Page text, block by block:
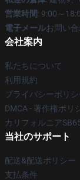
営業時間: 9:00～
電子メールお問い
会社案内
私たちについて
利用規約
プライバシーポリシ
DMCA - 著作権ポリ
カリフォルニア
当社のサポート
配送&配送ポリシー
支払条件